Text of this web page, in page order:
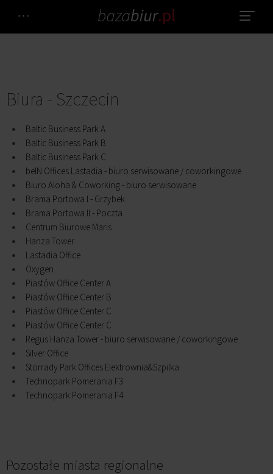
Biura - Szczecin
Baltic Business Park A
Baltic Business Park B
Baltic Business Park C
beIN Offices Lastadia - biuro serwisowane / coworkingowe
Biuro Aloha & Coworking - biuro serwisowane
Brama Portowa I - Grzybek
Brama Portowa II - Poczta
Centrum Biurowe Maris
Hanza Tower
Lastadia Office
Oxygen
Piastów Office Center A
Piastów Office Center B
Piastów Office Center C
Piastów Office Center C
Regus Hanza Tower - biuro serwisowane / coworkingowe
Silver Office
Storrady Park Offices Elektrownia&Szpilka
Technopark Pomerania F3
Technopark Pomerania F4
Pozostałe miasta regionalne